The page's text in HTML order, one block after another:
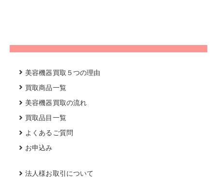
美容機器買取５つの理由
買取商品一覧
美容機器買取の流れ
買取品目一覧
よくあるご質問
お申込み
法人様お取引について